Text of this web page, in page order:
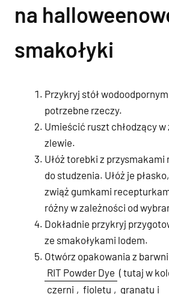
na
smakołyki
Przykryj stół
potrzebne rzeczy.
Umieścić ruszt chłodzący
zlewie.
Ułóż torebki z przysmakami
do studzenia. Ułóż je
zwiąż gumkami
różny w zależności od
Dokładnie przykryj
ze smakołykami lodem.
Otwórz opakowania z
RIT Powder Dye ( tutaj w
czerni , fioletu , granatu i